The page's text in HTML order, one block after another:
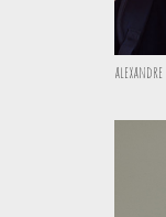
alexandre